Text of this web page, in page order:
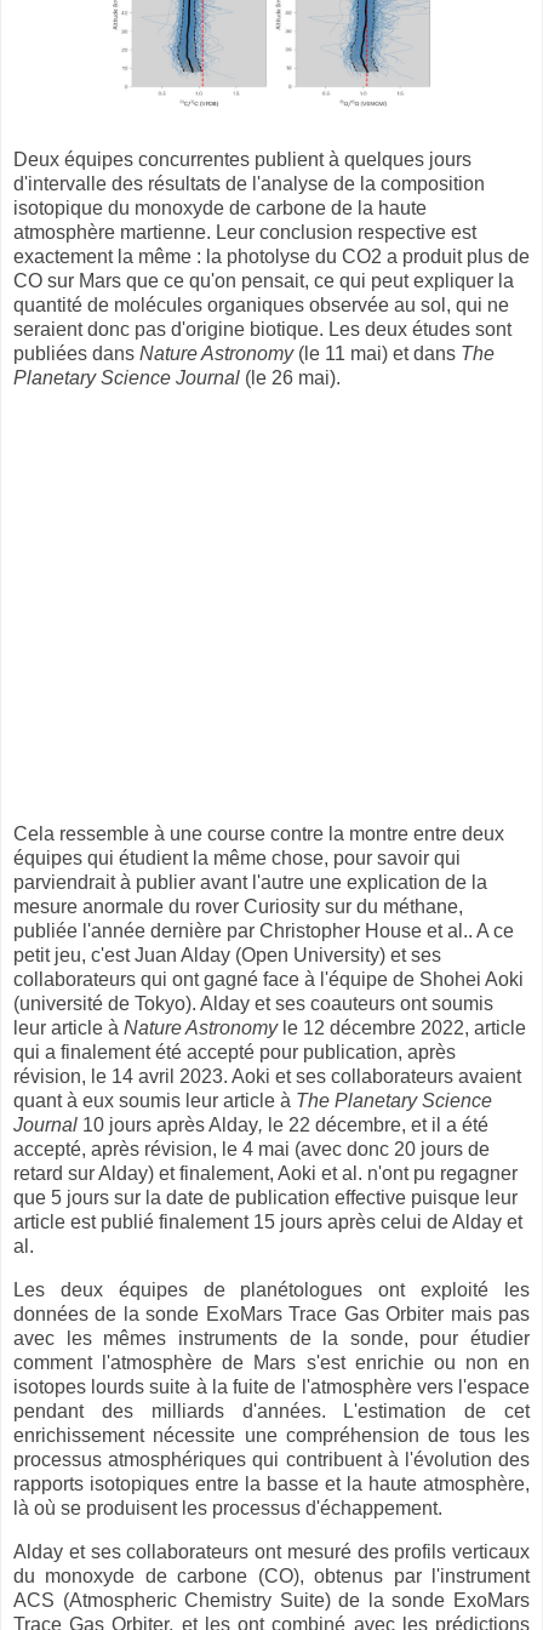
Deux équipes concurrentes publient à quelques jours
d'intervalle des résultats de l'analyse de la composition
isotopique du monoxyde de carbone de la haute
atmosphère martienne. Leur conclusion respective est
exactement la même : la photolyse du CO2 a produit plus de
CO sur Mars que ce qu'on pensait, ce qui peut expliquer la
quantité de molécules organiques observée au sol, qui ne
seraient donc pas d'origine biotique. Les deux études sont
publiées dans Nature Astronomy(le 11 mai) et dans The
Planetary Science Journal (le 26 mai).
Cela ressemble à une course contre la montre entre deux
équipes qui étudient la même chose, pour savoir qui
parviendrait à publier avant l'autre une explication de la
mesure anormale du rover Curiosity sur du méthane,
publiée l'année dernière par Christopher House et al.. A ce
petit jeu, c'est Juan Alday (Open University) et ses
collaborateurs qui ont gagné face à l'équipe de Shohei Aoki
(université de Tokyo). Alday et ses coauteurs ont soumis
leur article à Nature Astronomyle 12 décembre 2022, article
qui a finalement été accepté pour publication, après
révision, le 14 avril 2023. Aoki et ses collaborateurs avaient
quant à eux soumis leur article à The Planetary Science
Journal 10 jours après Alday, le 22 décembre, et il a été
accepté, après révision, le 4 mai (avec donc 20 jours de
retard sur Alday) et finalement, Aoki et al. n'ont pu regagner
que 5 jours sur la date de publication effective puisque leur
article est publié finalement 15 jours après celui de Alday et
al.
Les deux équipes de planétologues ont exploité les
données de la sonde ExoMars Trace Gas Orbiter mais pas
avec les mêmes instruments de la sonde, pour étudier
comment l'atmosphère de Mars s'est enrichie ou non en
isotopes lourds suite à la fuite de l'atmosphère vers l'espace
pendant des milliards d'années. L'estimation de cet
enrichissement nécessite une compréhension de tous les
processus atmosphériques qui contribuent à l'évolution des
rapports isotopiques entre la basse et la haute atmosphère,
là où se produisent les processus d'échappement.
Alday et ses collaborateurs ont mesuré des profils verticaux
du monoxyde de carbone (CO), obtenus par l'instrument
ACS (Atmospheric Chemistry Suite) de la sonde ExoMars
Trace Gas Orbiter, et les ont combiné avec les prédictions